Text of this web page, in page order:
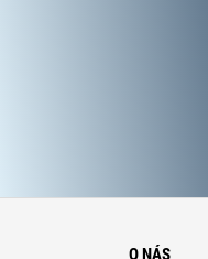
O NÁS